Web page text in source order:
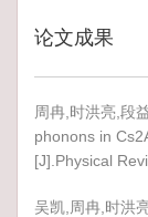
论文成果
周冉,时洪亮,段
phonons in
[J].Physical
吴凯,周冉,时洪